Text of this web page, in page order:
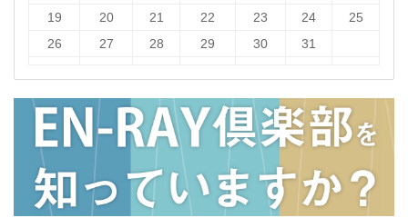
19
20 21 22 23 24
25
26
27 28 29 30 31